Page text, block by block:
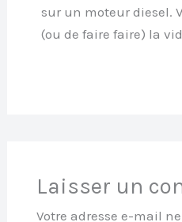
sur un moteur diesel.
(ou de faire faire) la
Laisser un
Votre adresse e-mail